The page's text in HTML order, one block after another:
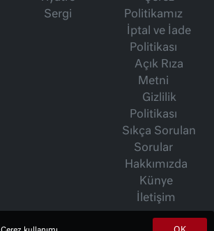
Sergi
Politikamız
İptal ve İade
Politikası
Açık Rıza
Metni
Gizlilik
Politikası
Sıkça Sorulan
Sorular
Hakkımızda
Künye
İletişim